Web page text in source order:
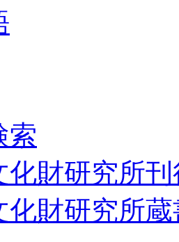
索
化財研究所
化財研究所